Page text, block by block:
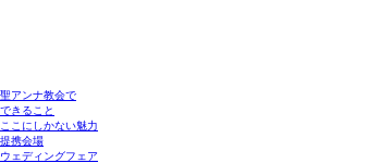
聖アンナ教会で
できること
ここにしかない魅力
提携会場
ウェディングフェア